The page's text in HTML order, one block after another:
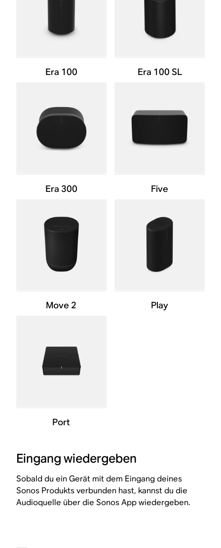
Era 100 Era 100 SL
Era 300 Five
Move 2 Play
Port
Eingang wiedergeben
Sobald du ein Gerät mit dem Eingang deines
Sonos Produkts verbunden hast, kannst du die
Audioquelle über die Sonos App wiedergeben.